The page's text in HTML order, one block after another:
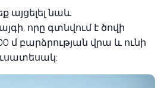
այցելել նաև
որը գտնվում է ծովի
մ բարձրության վրա և ունի